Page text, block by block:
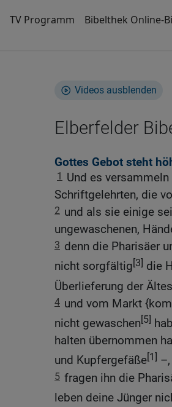
TV Programm Bibelthek Online-
Videos ausblenden
Elberfelder
Gottes Gebot steht
1
Und es
Schriftgelehrten, die
2 und als sie einige
ungewaschenen,
3 denn die Pharisäer
nicht sorgfältig[3] die
Überlieferung der
4 und vom Markt
nicht gewaschen[5]
halten übernommen
und Kupfergefäße[1] –,
5 fragen ihn die
leben deine Jünger